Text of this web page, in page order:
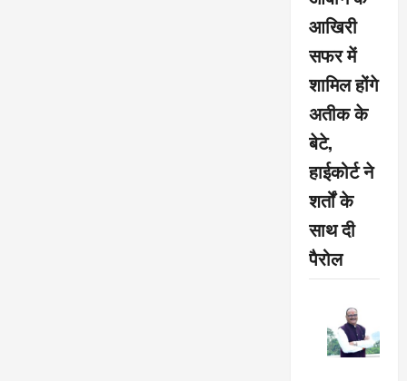
आखिरी
सफर में
शामिल होंगे
अतीक के
बेटे,
हाईकोर्ट ने
शर्तों के
साथ दी
पैरोल